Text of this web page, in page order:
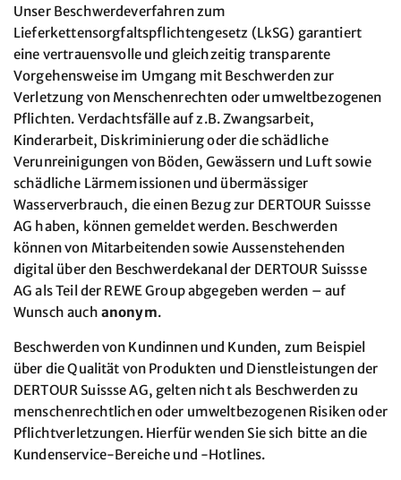
Unser Beschwerdeverfahren zum
Lieferkettensorgfaltspflichtengesetz (LkSG) garantiert
eine vertrauensvolle und gleichzeitig transparente
Vorgehensweise im Umgang mit Beschwerden zur
Verletzung von Menschenrechten oder umweltbezogenen
Pflichten. Verdachtsfälle auf z.B. Zwangsarbeit,
Kinderarbeit, Diskriminierung oder die schädliche
Verunreinigungen von Böden, Gewässern und Luft sowie
schädliche Lärmemissionen und übermässiger
Wasserverbrauch, die einen Bezug zur DERTOUR Suissse
AG haben, können gemeldet werden. Beschwerden
können von Mitarbeitenden sowie Aussenstehenden
digital über den Beschwerdekanal der DERTOUR Suissse
AG als Teil der REWE Group abgegeben werden – auf
Wunsch auch anonym.
Beschwerden von Kundinnen und Kunden, zum Beispiel
über die Qualität von Produkten und Dienstleistungen der
DERTOUR Suissse AG, gelten nicht als Beschwerden zu
menschenrechtlichen oder umweltbezogenen Risiken oder
Pflichtverletzungen. Hierfür wenden Sie sich bitte an die
Kundenservice-Bereiche und -Hotlines.